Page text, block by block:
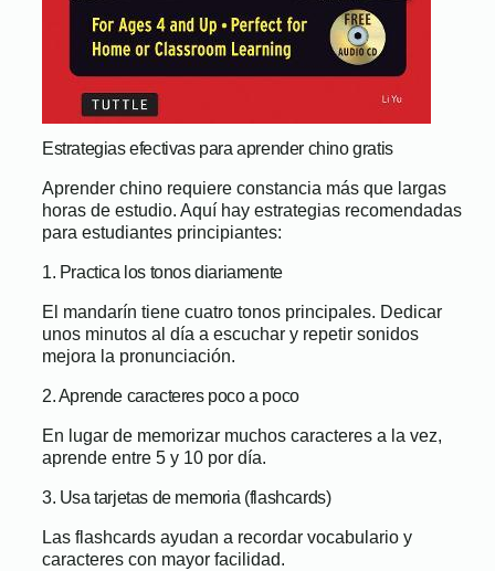
Estrategias efectivas para aprender chino gratis
Aprender chino requiere constancia más que largas
horas de estudio. Aquí hay estrategias recomendadas
para estudiantes principiantes:
1. Practica los tonos diariamente
El mandarín tiene cuatro tonos principales. Dedicar
unos minutos al día a escuchar y repetir sonidos
mejora la pronunciación.
2. Aprende caracteres poco a poco
En lugar de memorizar muchos caracteres a la vez,
aprende entre 5 y 10 por día.
3. Usa tarjetas de memoria (flashcards)
Las flashcards ayudan a recordar vocabulario y
caracteres con mayor facilidad.